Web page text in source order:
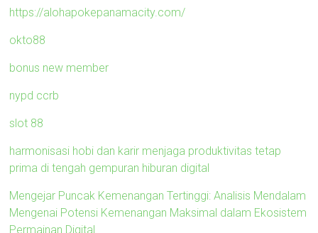
https://alohapokepanamacity.com/
okto88
bonus new member
nypd ccrb
slot 88
harmonisasi hobi dan karir menjaga produktivitas tetap
prima di tengah gempuran hiburan digital
Mengejar Puncak Kemenangan Tertinggi: Analisis Mendalam
Mengenai Potensi Kemenangan Maksimal dalam Ekosistem
Permainan Digital